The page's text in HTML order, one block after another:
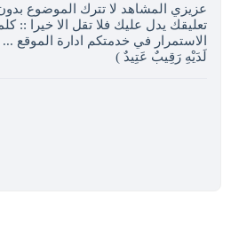
عزيزي المشاهد لا تترك الموضوع
تعليقك يدل عليك فلا تقل الا خيرا ::
الاستمرار في خدمتكم ادارة الموقع
لَدَيْهِ رَقِيبٌ عَتِيدٌ )